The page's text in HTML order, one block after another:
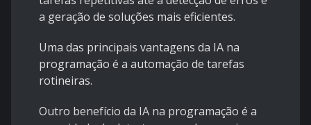
a geração de soluções mais eficientes.
Uma das principais vantagens da IA na
programação é a automação de tarefas
rotineiras.
Outro benefício da IA na programação é a